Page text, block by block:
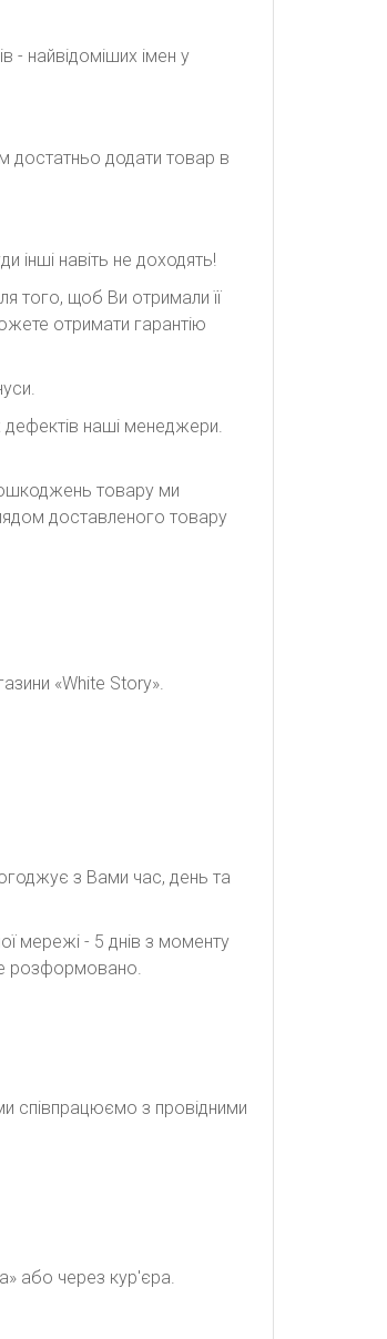
- найвідоміших імен у
достатньо додати товар в
інші навіть не доходять!
того, щоб Ви отримали її
отримати гарантію
дефектів наші менеджери.
товару ми
доставленого товару
«White Story».
з Вами час, день та
мережі - 5 днів з моменту
розформовано.
співпрацюємо з провідними
або через кур'єра.